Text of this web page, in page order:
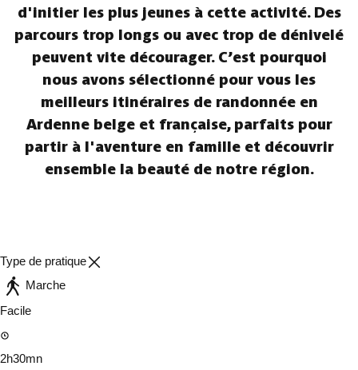
d'initier les plus jeunes à cette activité. Des
parcours trop longs ou avec trop de dénivelé
peuvent vite décourager. C’est pourquoi
nous avons sélectionné pour vous les
meilleurs itinéraires de randonnée en
Ardenne belge et française, parfaits pour
partir à l'aventure en famille et découvrir
ensemble la beauté de notre région.
Type de pratique
Marche
Facile
2h30mn